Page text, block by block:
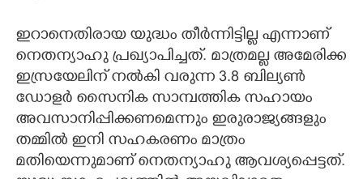
ഇറാനെതിരായ യുദ്ധം തീർന്നിട്ടില്ല എന്നാണ്
നെതന്യാഹു പ്രഖ്യാപിച്ചത്. മാത്രമല്ല അമേരിക്ക
ഇസ്രയേലിന് നൽകി വരുന്ന 3.8 ബില്യൺ
ഡോളർ സൈനിക സാമ്പത്തിക സഹായം
അവസാനിപ്പിക്കണമെന്നും ഇരുരാജ്യങ്ങളും
തമ്മിൽ ഇനി സഹകരണം മാത്രം
മതിയെന്നുമാണ് നെതന്യാഹു ആവശ്യപ്പെട്ടത്.